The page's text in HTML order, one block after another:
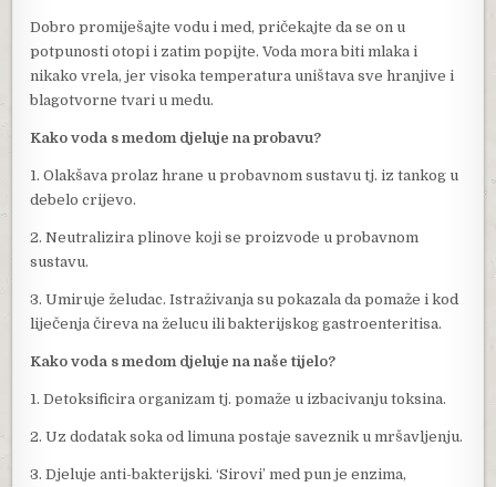
Dobro promiješajte vodu i med, pričekajte da se on u
potpunosti otopi i zatim popijte. Voda mora biti mlaka i
nikako vrela, jer visoka temperatura uništava sve hranjive i
blagotvorne tvari u medu.
Kako voda s medom djeluje na probavu?
1. Olakšava prolaz hrane u probavnom sustavu tj. iz tankog u
debelo crijevo.
2. Neutralizira plinove koji se proizvode u probavnom
sustavu.
3. Umiruje želudac. Istraživanja su pokazala da pomaže i kod
liječenja čireva na želucu ili bakterijskog gastroenteritisa.
Kako voda s medom djeluje na naše tijelo?
1. Detoksificira organizam tj. pomaže u izbacivanju toksina.
2. Uz dodatak soka od limuna postaje saveznik u mršavljenju.
3. Djeluje anti-bakterijski. ‘Sirovi’ med pun je enzima,